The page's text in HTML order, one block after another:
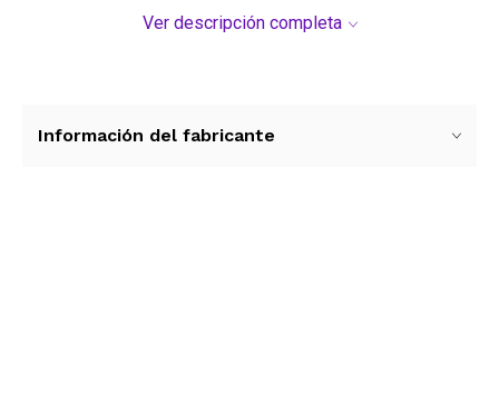
patilla de 140 milímetros, un ancho de puente
Ver descripción completa
Información del fabricante